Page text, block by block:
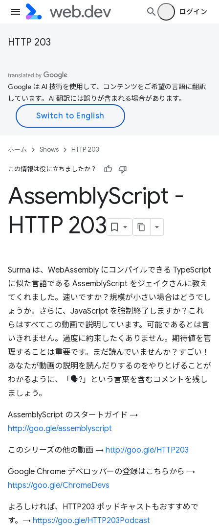
ログイン
HTTP 203
Google は AI 技術を使用して、コンテンツをご希望の言語に翻訳
しています。AI 翻訳には誤りが含まれる場合があります。
ホーム Shows HTTP 203
この情報は役に立ちましたか？
AssemblyScript -
HTTP 203
Surma は、WebAssembly にコンパイルできる TypeScript
に似た言語である AssemblyScript をジェイクさんに教え
てくれました。速いですか？規模が小さい場合はどうでし
ょうか。さらに、JavaScript を強制終了しますか？これ
らはすべてこの動画で説明しています。可能であるとは言
いきれません。過度に約束したくありません。期待値を管
理することは重要です。まだ読んでいませんか？すごい！
あなたが動画の説明を読んだりするのをやりとげることが
わかるように、「🗣?」という言葉を含むコメントを残し
ましょう。
AssemblyScript のスタートガイド →
http://goo.gle/assemblyscript
このシリーズの他の動画 → http://goo.gle/HTTP203
Google Chrome デベロッパーの登録はこちらから →
https://goo.gle/ChromeDevs
よろしければ、HTTP203 ポッドキャストもおすすめで
す。→ https://goo.gle/HTTP203Podcast